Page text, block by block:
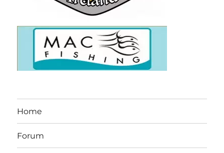
Home
Forum